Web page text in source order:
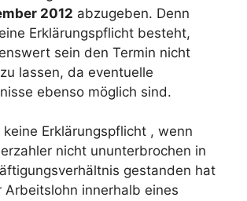
2012 abzugeben. Denn
Erklärungspflicht besteht,
sein den Termin nicht
lassen, da eventuelle
ebenso möglich sind.
Erklärungspflicht , wenn
nicht ununterbrochen in
gestanden hat
Arbeitslohn innerhalb eines